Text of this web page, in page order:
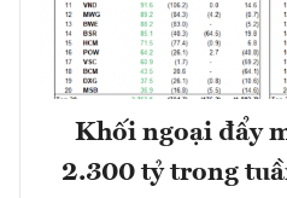
Khối ngoại đẩy
2.300 tỷ trong